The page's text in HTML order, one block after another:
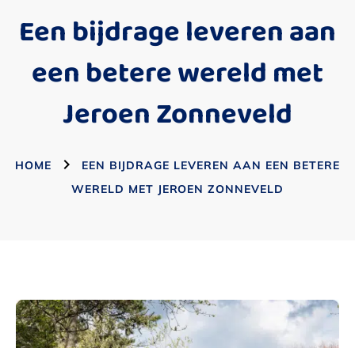
Academy
Over ons
Een bijdrage leveren aan
een betere wereld met
Jeroen Zonneveld
HOME
EEN BIJDRAGE LEVEREN AAN EEN BETERE
WERELD MET JEROEN ZONNEVELD